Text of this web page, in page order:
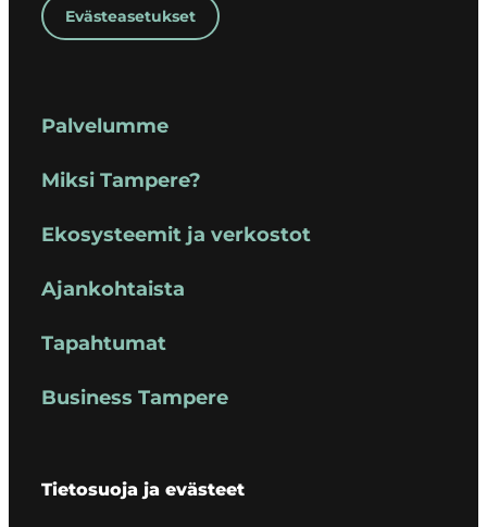
Evästeasetukset
Palvelumme
Miksi Tampere?
Ekosysteemit ja verkostot
Ajankohtaista
Tapahtumat
Business Tampere
Tietosuoja ja evästeet